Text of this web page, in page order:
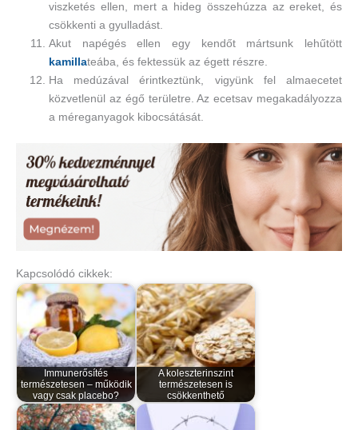
viszketés ellen, mert a hideg összehúzza az ereket, és
csökkenti a gyulladást.
Akut napégés ellen egy kendőt mártsunk lehűtött
kamillateába, és fektessük az égett részre.
Ha medúzával érintkeztünk, vigyünk fel almaecetet
közvetlenül az égő területre. Az ecetsav megakadályozza
a méreganyagok kibocsátását.
Kapcsolódó cikkek:
Immunerősítés
természetesen – működik
vagy csak placebo?
A koleszterinszint
természetesen is
csökkenthető